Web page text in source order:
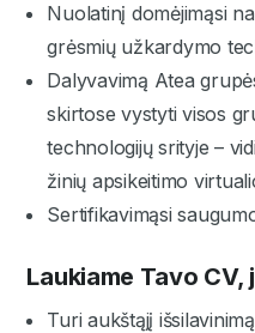
Nuolatinį domėjimąsi
grėsmių užkardymo
Dalyvavimą Atea
skirtose vystyti visos
technologijų srityje –
žinių apsikeitimo
Sertifikavimąsi
Laukiame Tavo CV,
Turi aukštąjį